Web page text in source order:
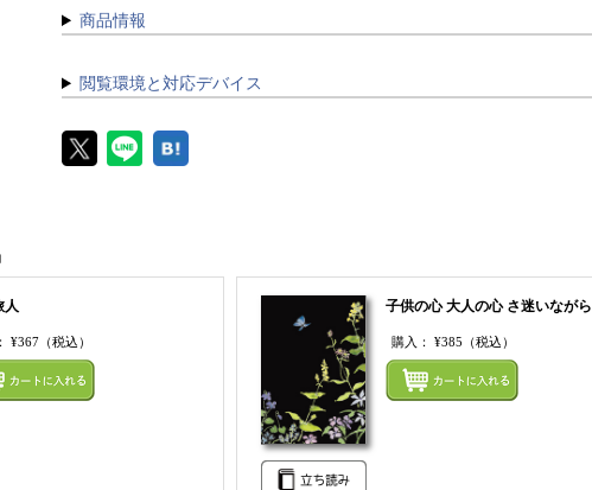
商品情報
閲覧環境と対応デバイス
人
¥367 （税込）
まとめてカートにいれる
子供の心 大人の心 さ迷いながら
購入： ¥385 （税込）